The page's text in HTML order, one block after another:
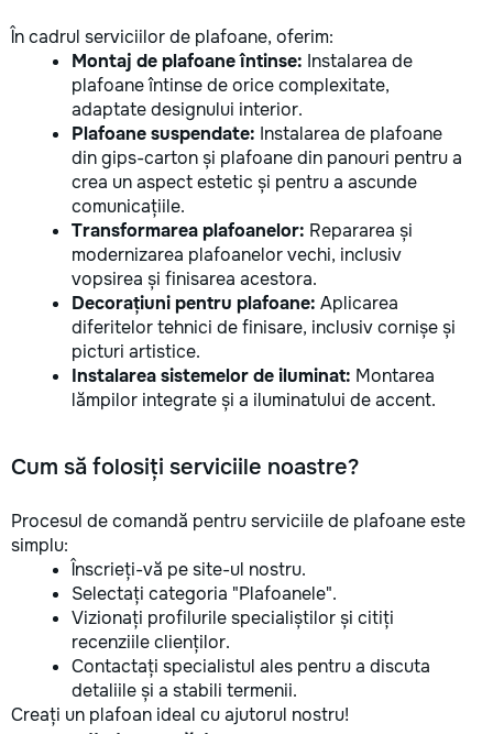
În cadrul serviciilor de plafoane, oferim:
Montaj de plafoane întinse: Instalarea de
plafoane întinse de orice complexitate,
adaptate designului interior.
Plafoane suspendate: Instalarea de plafoane
din gips-carton și plafoane din panouri pentru a
crea un aspect estetic și pentru a ascunde
comunicațiile.
Transformarea plafoanelor: Repararea și
modernizarea plafoanelor vechi, inclusiv
vopsirea și finisarea acestora.
Decorațiuni pentru plafoane: Aplicarea
diferitelor tehnici de finisare, inclusiv cornișe și
picturi artistice.
Instalarea sistemelor de iluminat: Montarea
lămpilor integrate și a iluminatului de accent.
Cum să folosiți serviciile noastre?
Procesul de comandă pentru serviciile de plafoane este
simplu:
Înscrieți-vă pe site-ul nostru.
Selectați categoria "Plafoanele".
Vizionați profilurile specialiștilor și citiți
recenziile clienților.
Contactați specialistul ales pentru a discuta
detaliile și a stabili termenii.
Creați un plafoan ideal cu ajutorul nostru!